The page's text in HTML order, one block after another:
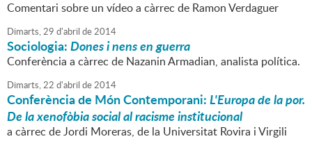
Comentari sobre un vídeo a càrrec de Ramon Verdaguer
Dimarts,29 d'abril de2014
Sociologia:Dones i nens en guerra
Conferència a càrrec de Nazanin Armadian, analista política.
Dimarts,22 d'abril de2014
Conferència de Món Contemporani:L'Europa de la por.
De la xenofòbia social al racisme institucional
a càrrec de Jordi Moreras, de la Universitat Rovira i Virgili